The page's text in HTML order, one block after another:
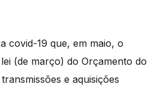
covid-19 que, em maio, o
(de março) do Orçamento do
e aquisições